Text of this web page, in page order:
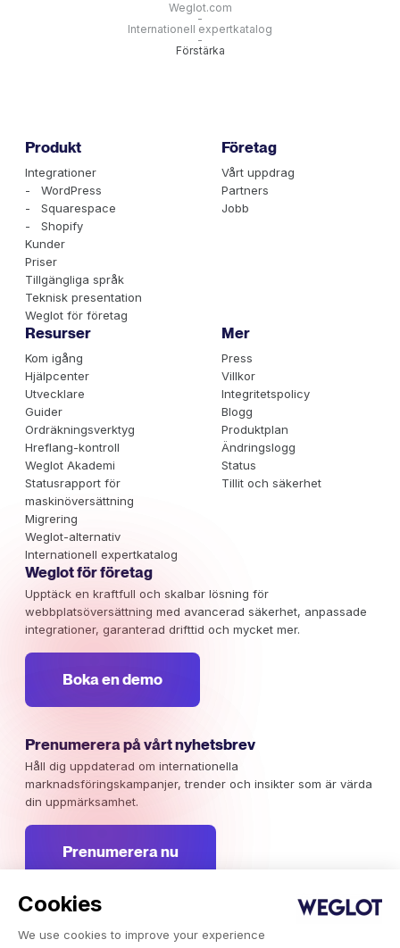
Cookies
We use cookies to improve your experience
Weglot.com
-
Internationell expertkatalog
-
Förstärka
Produkt
Integrationer
- WordPress
- Squarespace
- Shopify
Kunder
Priser
Tillgängliga språk
Teknisk presentation
Weglot för företag
Företag
Vårt uppdrag
Partners
Jobb
Resurser
Kom igång
Hjälpcenter
Utvecklare
Guider
Ordräkningsverktyg
Hreflang-kontroll
Weglot Akademi
Statusrapport för
maskinöversättning
Migrering
Weglot-alternativ
Internationell expertkatalog
Mer
Press
Villkor
Integritetspolicy
Blogg
Produktplan
Ändringslogg
Status
Tillit och säkerhet
Weglot för företag
Upptäck en kraftfull och skalbar lösning för
webbplatsöversättning med avancerad säkerhet, anpassade
integrationer, garanterad drifttid och mycket mer.
Boka en demo
Prenumerera på vårt nyhetsbrev
Håll dig uppdaterad om internationella
marknadsföringskampanjer, trender och insikter som är värda
din uppmärksamhet.
Prenumerera nu